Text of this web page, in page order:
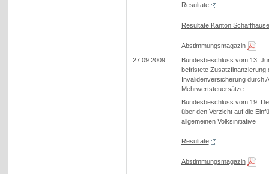
Resultate
Resultate Kanton
Abstimmungsmagazin
27.09.2009
Bundesbeschluss vom 13.
befristete Zusatzfinanzierung
Invalidenversicherung durch
Mehrwertsteuersätze
Bundesbeschluss vom 19.
über den Verzicht auf die
allgemeinen Volksinitiative
Resultate
Abstimmungsmagazin